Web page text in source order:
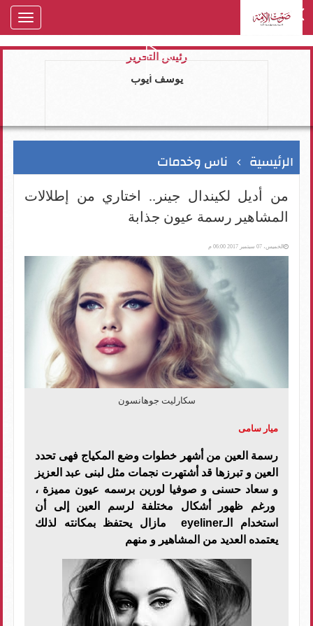
رئيس التحرير
يوسف ايوب
الرئيسية ناس وخدمات
من أديل لكيندال جينر.. اختاري من إطلالات
المشاهير رسمة عيون جذابة
الخميس، 07 سبتمبر 2017 06:00 م
سكارليت جوهانسون
ميار سامى
رسمة العين من أشهر خطوات وضع المكياج فهى تحدد
العين و تبرزها قد أشتهرت نجمات مثل لبنى عبد العزيز
و سعاد حسنى و صوفيا لورين برسمه عيون مميزة ،
ورغم ظهور أشكال مختلفة لرسم العين إلى أن
استخدام الـeyeliner
مازال يحتفظ بمكانته لذلك
يعتمده العديد من المشاهير و منهم